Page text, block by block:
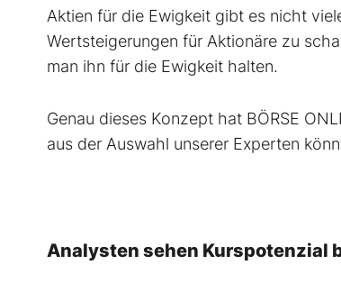
Aktien für die Ewigkeit gibt es nicht
Wertsteigerungen für Aktionäre zu
man ihn für die Ewigkeit halten.
Genau dieses Konzept hat BÖRSE
aus der Auswahl unserer Experten
Analysten sehen Kurspotenzial